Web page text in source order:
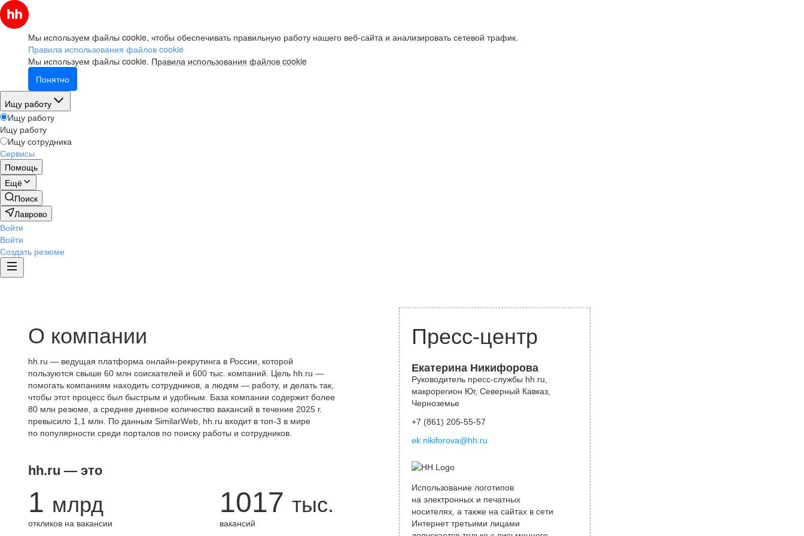
Мы используем файлы cookie, чтобы обеспечивать правильную работу нашего веб-сайта и анализировать сетевой трафик.
Правила использования файлов cookie
Мы используем файлы cookie. Правила использования файлов cookie
Понятно
Ищу работу
Ищу работу
Ищу работу
Ищу сотрудника
Сервисы
Помощь
Ещё
Поиск
Лаврово
Войти
Войти
Создать резюме
О компании
hh.ru — ведущая платформа онлайн-рекрутинга в России, которой
пользуются свыше 60 млн соискателей и 600 тыс. компаний. Цель hh.ru —
помогать компаниям находить сотрудников, а людям — работу, и делать так,
чтобы этот процесс был быстрым и удобным. База компании содержит более
80 млн резюме, а среднее дневное количество вакансий в течение 2025 г.
превысило 1,1 млн. По данным SimilarWeb, hh.ru входит в топ-3 в мире
по популярности среди порталов по поиску работы и сотрудников.
hh.ru — это
1 млрд
откликов на вакансии
1017 тыс.
вакансий
Пресс-центр
Екатерина Никифорова
Руководитель пресс-службы hh.ru,
макрорегион Юг, Северный Кавказ,
Черноземье
+7 (861) 205-55-57
ek.nikiforova@hh.ru
Использование логотипов
на электронных и печатных
носителях, а также на сайтах в сети
Интернет третьими лицами